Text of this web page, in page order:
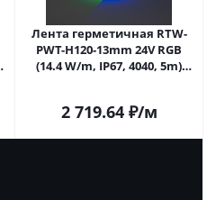
Лента герметичная RTW-
PWT-H120-13mm 24V RGB
(14.4 W/m, IP67, 4040, 5m)
2 719.64₽/м